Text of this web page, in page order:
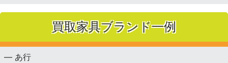
買取家具ブランド一例
— あ行